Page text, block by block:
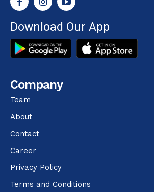
Download Our App
Company
Team
About
Contact
Career
Privacy Policy
Terms and Conditions